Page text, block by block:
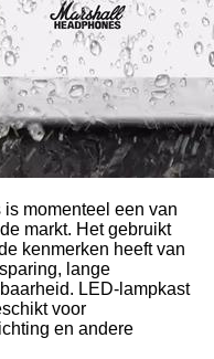
momenteel een van
markt. Het gebruikt
kenmerken heeft van
lange
LED-lampkast
voor
en andere